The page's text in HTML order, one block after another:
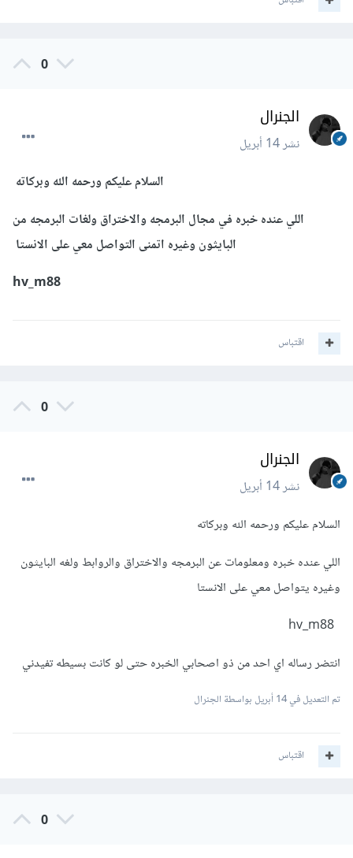
0
الجنرال
نشر14 أبريل
السلام عليكم ورحمه الله وبركاته
اللي عنده خبره في مجال البرمجه والاختراق ولغات البرمجه من
البايثون وغيره اتمنى التواصل معي على الانستا
hv_m88
اقتباس
0
الجنرال
نشر14 أبريل
السلام عليكم ورحمه الله وبركاته
اللي عنده خبره ومعلومات عن البرمجه والاختراق والروابط ولغه البايثون
وغيره يتواصل معي على الانستا
انتضر رساله اي احد من ذو اصحابي الخبره حتى لو كانت بسيطه تفيدني
تم التعديل في14 أبريل بواسطة الجنرال
اقتباس
0